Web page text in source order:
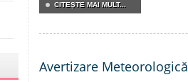
CITEŞTE MAI MULT...
Avertizare Meteorologică